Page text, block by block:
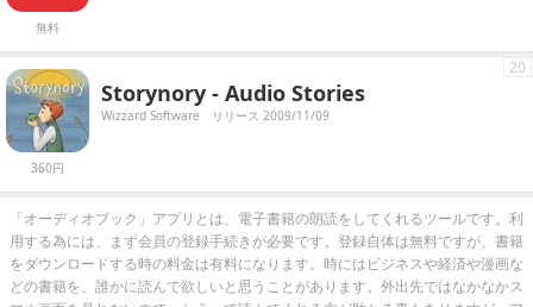
無料
360円
Storynory - Audio Stories
Wizzard Software リリース 2009/11/09
20
「オーディオブック」アプリとは、電子書籍の朗読をしてくれるツールです。利
用する為には、まず会員の登録手続きが必要です。登録自体は無料ですが、書籍
をダウンロードする時の料金は有料になります。時にはビジネスや経済や漫画な
どの書籍を、誰かに読んで欲しいと思うことがあります。外出先ではなかなかス